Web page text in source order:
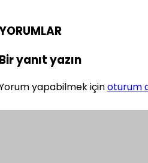
yanıt yazın
yapabilmek içinoturum